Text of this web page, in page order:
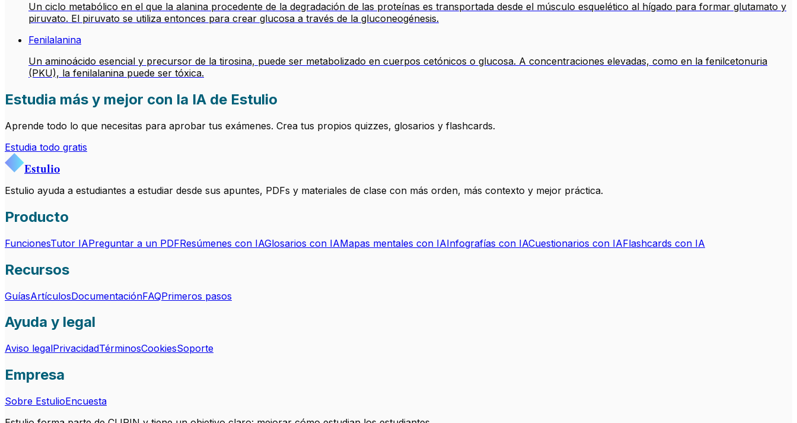
Un ciclo metabólico en el que la alanina procedente de la degradación de las proteínas es transportada desde el músculo esquelético al hígado para formar glutamato y
piruvato. El piruvato se utiliza entonces para crear glucosa a través de la gluconeogénesis.
Fenilalanina
Un aminoácido esencial y precursor de la tirosina, puede ser metabolizado en cuerpos cetónicos o glucosa. A concentraciones elevadas, como en la fenilcetonuria
(PKU), la fenilalanina puede ser tóxica.
Estudia más y mejor con la IA de Estulio
Aprende todo lo que necesitas para aprobar tus exámenes. Crea tus propios quizzes, glosarios y flashcards.
Estudia todo gratis
Estulio
Estulio ayuda a estudiantes a estudiar desde sus apuntes, PDFs y materiales de clase con más orden, más contexto y mejor práctica.
Producto
FuncionesTutor IAPreguntar a un PDFResúmenes con IAGlosarios con IAMapas mentales con IAInfografías con IACuestionarios con IAFlashcards con IA
Recursos
GuíasArtículosDocumentaciónFAQPrimeros pasos
Ayuda y legal
Aviso legalPrivacidadTérminosCookiesSoporte
Empresa
Sobre EstulioEncuesta